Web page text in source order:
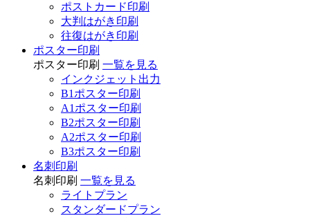
ポストカード印刷
大判はがき印刷
往復はがき印刷
ポスター印刷
ポスター印刷 一覧を見る
インクジェット出力
B1ポスター印刷
A1ポスター印刷
B2ポスター印刷
A2ポスター印刷
B3ポスター印刷
名刺印刷
名刺印刷 一覧を見る
ライトプラン
スタンダードプラン